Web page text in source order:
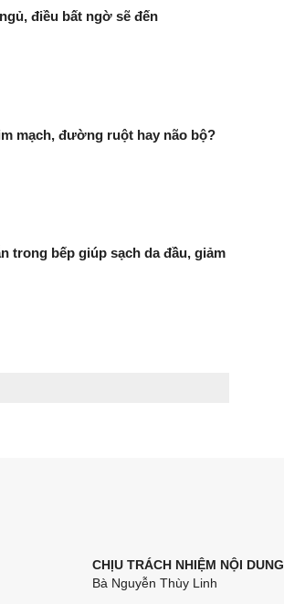
điều bất ngờ sẽ đến
mạch, đường ruột hay não bộ?
trong bếp giúp sạch da đầu, giảm
CHỊU TRÁCH NHIỆM NỘI DUNG
Bà Nguyễn Thùy Linh